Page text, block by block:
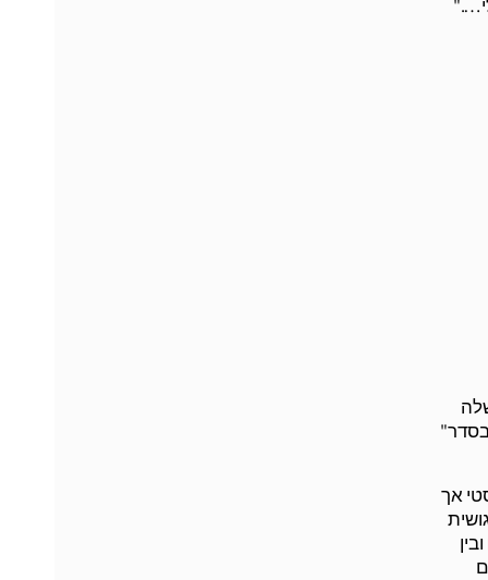
דינם של 2%, ש"אינם בסדר" להפוך באופן פלאי ל- 100%. כי 98% ש"בסדר"
אך